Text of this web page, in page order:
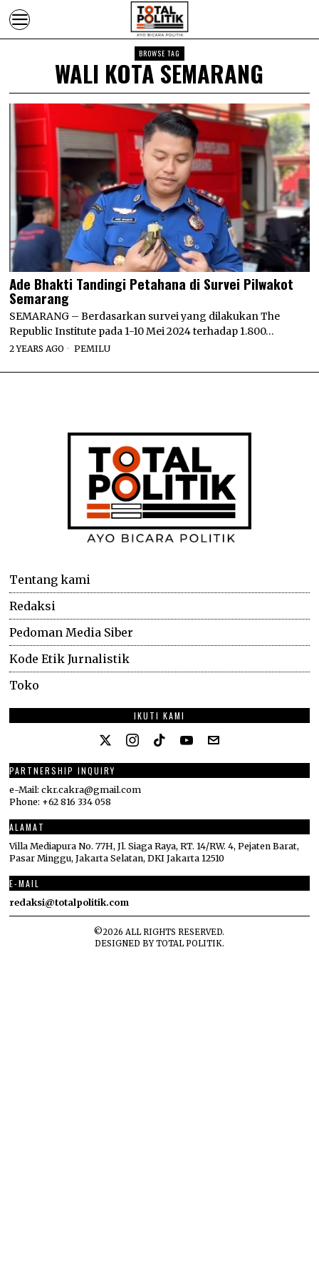
BROWSE TAG
WALI KOTA SEMARANG
Ade Bhakti Tandingi Petahana di Survei Pilwakot
Semarang
SEMARANG – Berdasarkan survei yang dilakukan The
Republic Institute pada 1-10 Mei 2024 terhadap 1.800…
2 YEARS AGO PEMILU
Tentang kami
Redaksi
Pedoman Media Siber
Kode Etik Jurnalistik
Toko
IKUTI KAMI
PARTNERSHIP INQUIRY
e-Mail: ckr.cakra@gmail.com
Phone: +62 816 334 058
ALAMAT
Villa Mediapura No. 77H, Jl. Siaga Raya, RT. 14/RW. 4, Pejaten Barat,
Pasar Minggu, Jakarta Selatan, DKI Jakarta 12510
E-MAIL
redaksi@totalpolitik.com
©2026 ALL RIGHTS RESERVED.
DESIGNED BYTOTAL POLITIK.